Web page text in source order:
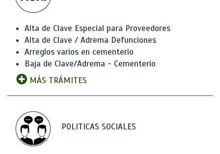
Alta de Clave Especial para Proveedores
Alta de Clave / Adrema Defunciones
Arreglos varios en cementerio
Baja de Clave/Adrema - Cementerio
MÁS TRÁMITES
POLITICAS SOCIALES